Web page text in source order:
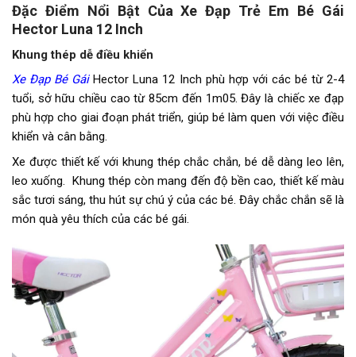
Dĩa 1 tầng
Yên HECTOR
Cọc/cốt yên Hợp kim thép
được thay đổi từ nhà sản xuất
nhằm nâng cao chất lượng sản
phẩm
Đặc Điểm Nổi Bật Của Xe Đạp Trẻ Em Bé Gái
Hector Luna 12 Inch
Khung thép dễ điều khiển
Xe Đạp Bé GáiHector Luna 12 Inch phù hợp với các bé từ 2-4
tuổi, sở hữu chiều cao từ 85cm đến 1m05. Đây là chiếc xe đạp
phù hợp cho giai đoạn phát triển, giúp bé làm quen với việc điều
khiển và cân bằng.
Xe được thiết kế với khung thép chắc chắn, bé dễ dàng leo lên,
leo xuống. Khung thép còn mang đến độ bền cao, thiết kế màu
sắc tươi sáng, thu hút sự chú ý của các bé. Đây chắc chắn sẽ là
món quà yêu thích của các bé gái.